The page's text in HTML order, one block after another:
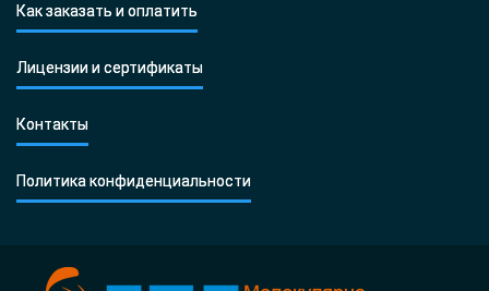
Как заказать и оплатить
Лицензии и сертификаты
Контакты
Политика конфиденциальности